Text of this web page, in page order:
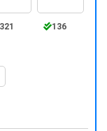
321 136